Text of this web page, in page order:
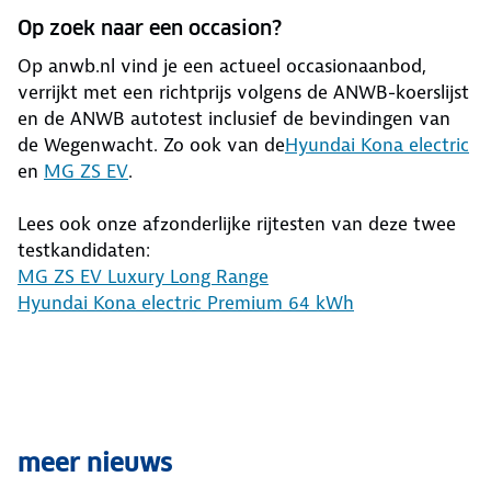
Op zoek naar een occasion?
Op anwb.nl vind je een actueel occasionaanbod,
verrijkt met een richtprijs volgens de ANWB-koerslijst
en de ANWB autotest inclusief de bevindingen van
de Wegenwacht. Zo ook van deHyundai Kona electric
en MG ZS EV.
Lees ook onze afzonderlijke rijtesten van deze twee
testkandidaten:
MG ZS EV Luxury Long Range
Hyundai Kona electric Premium 64 kWh
meer nieuws